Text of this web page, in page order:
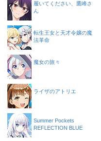
履いてください、鷹峰さ
ん
転生王女と天才令嬢の魔
法革命
魔女の旅々
ライザのアトリエ
Summer Pockets
REFLECTION BLUE